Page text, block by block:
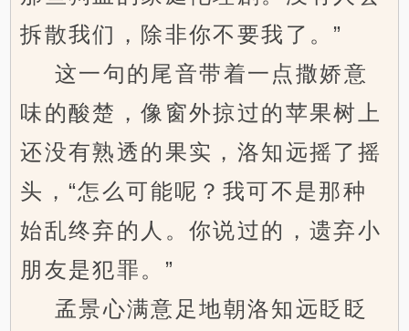
拆散我们，除非你不要我了。”
这一句的尾音带着一点撒娇意
味的酸楚，像窗外掠过的苹果树上
还没有熟透的果实，洛知远摇了摇
头，“怎么可能呢？我可不是那种
始乱终弃的人。你说过的，遗弃小
朋友是犯罪。”
孟景心满意足地朝洛知远眨眨